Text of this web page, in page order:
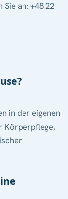
Sie an: +48 22
in der eigenen
Körperpflege,